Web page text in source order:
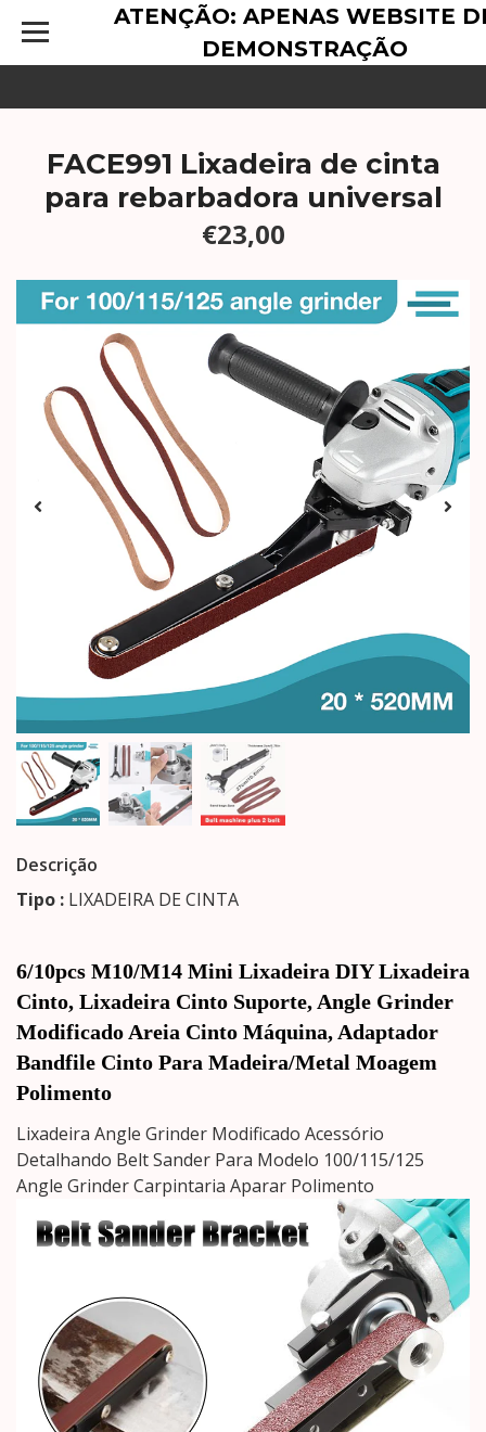
ATENÇÃO: APENAS WEBSITE
DEMONSTRAÇÃO
FACE991 Lixadeira de cinta
para rebarbadora universal
€23,00
Descrição
Tipo : LIXADEIRA DE CINTA
6/10pcs M10/M14 Mini Lixadeira DIY Lixadeira
Cinto, Lixadeira Cinto Suporte, Angle Grinder
Modificado Areia Cinto Máquina, Adaptador
Bandfile Cinto Para Madeira/Metal Moagem
Polimento
Lixadeira Angle Grinder Modificado Acessório
Detalhando Belt Sander Para Modelo 100/115/125
Angle Grinder Carpintaria Aparar Polimento